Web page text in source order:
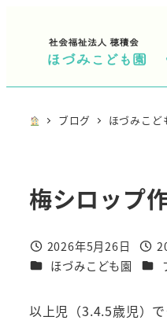
コ
ブログ ほづみこど
梅シロップ
投稿日
2026年5月26日
投稿
カテゴリー
ほづみこども園 カテ
以上児（3.4.5歳児）